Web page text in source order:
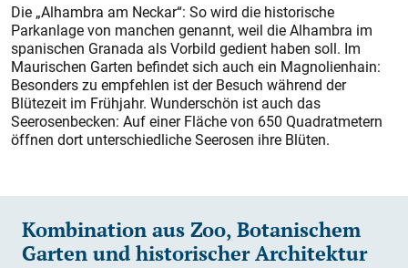
Die „Alhambra am Neckar“: So wird die historische
Parkanlage von manchen genannt, weil die Alhambra im
spanischen Granada als Vorbild gedient haben soll. Im
Maurischen Garten befindet sich auch ein Magnolienhain:
Besonders zu empfehlen ist der Besuch während der
Blütezeit im Frühjahr. Wunderschön ist auch das
Seerosenbecken: Auf einer Fläche von 650 Quadratmetern
öffnen dort unterschiedliche Seerosen ihre Blüten.
Kombination aus Zoo, Botanischem
Garten und historischer Architektur